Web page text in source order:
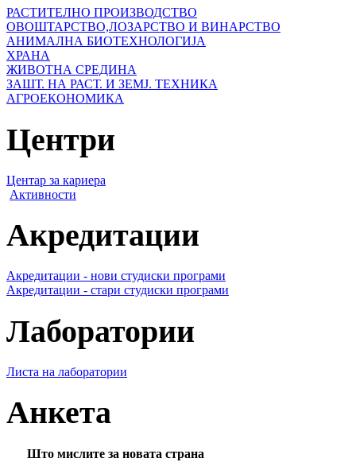
РАСТИТЕЛНО ПРОИЗВОДСТВО
ОВОШТАРСТВО,ЛОЗАРСТВО И ВИНАРСТВО
АНИМАЛНА БИОТЕХНОЛОГИЈА
ХРАНА
ЖИВОТНА СРЕДИНА
ЗАШТ. НА РАСТ. И ЗЕМЈ. ТЕХНИКА
АГРОЕКОНОМИКА
Центри
Центар за кариера
Активности
Акредитации
Акредитации - нови студиски програми
Акредитации - стари студиски програми
Лаборатории
Листа на лаборатории
Анкета
Што мислите за новата страна